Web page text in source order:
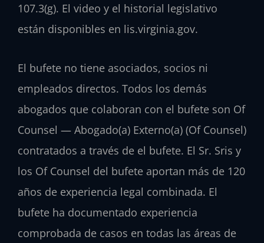
107.3(g). El video y el historial legislativo
están disponibles en lis.virginia.gov.
El bufete no tiene asociados, socios ni
empleados directos. Todos los demás
abogados que colaboran con el bufete son Of
Counsel — Abogado(a) Externo(a) (Of Counsel)
contratados a través de el bufete. El Sr. Sris y
los Of Counsel del bufete aportan más de 120
años de experiencia legal combinada. El
bufete ha documentado experiencia
comprobada de casos en todas las áreas de